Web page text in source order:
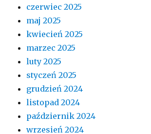
czerwiec 2025
maj 2025
kwiecień 2025
marzec 2025
luty 2025
styczeń 2025
grudzień 2024
listopad 2024
październik 2024
wrzesień 2024